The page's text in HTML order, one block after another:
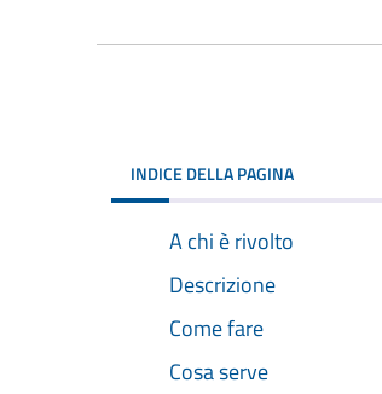
INDICE DELLA PAGINA
A chi è rivolto
Descrizione
Come fare
Cosa serve